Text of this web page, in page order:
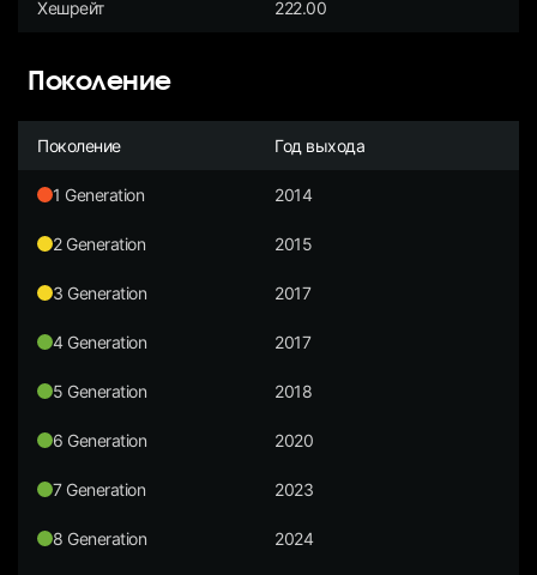
Хешрейт 222.00
Поколение
Поколение Год выхода
1 Generation 2014
2 Generation 2015
3 Generation 2017
4 Generation 2017
5 Generation 2018
6 Generation 2020
7 Generation 2023
8 Generation 2024